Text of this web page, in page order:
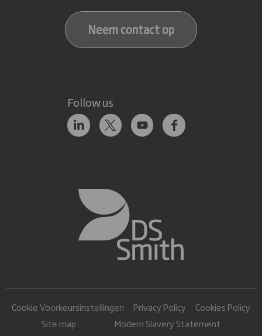
Neem contact op
Follow us
Cookie Voorkeursinstellingen Privacy Policy
Cookies Policy
Site map
Modern Slavery Statement